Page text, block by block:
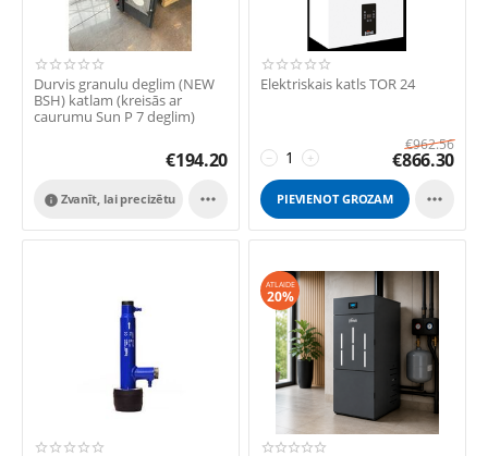
Durvis granulu deglim (NEW
BSH) katlam (kreisās ar
caurumu Sun P 7 deglim)
€194.20
Zvanīt, lai precizētu
 
Elektriskais katls TOR 24
+
−
€962.56
€866.30
PIEVIENOT GROZAM 
ATLAIDE
20%